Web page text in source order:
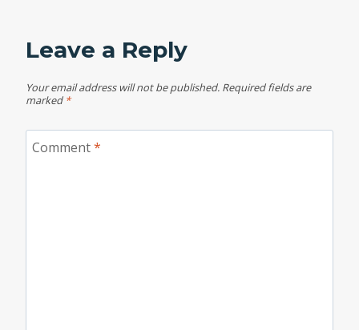
Leave a Reply
Your email address will not be published. Required fields are
marked *
Comment*